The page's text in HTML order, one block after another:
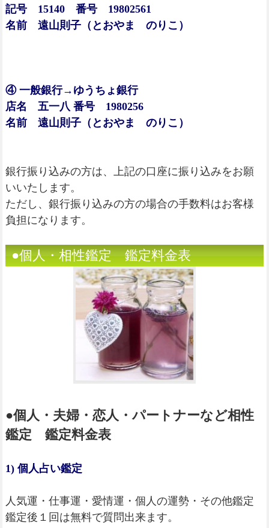
記号 15140 番号 19802561
名前 遠山則子（とおやま のりこ）
④ 一般銀行→ゆうちょ銀行
店名 五一八 番号 1980256
名前 遠山則子（とおやま のりこ）
銀行振り込みの方は、上記の口座に振り込みをお願
いいたします。
ただし、銀行振り込みの方の場合の手数料はお客様
負担になります。
●個人・相性鑑定 鑑定料金表
●個人・夫婦・恋人・パートナーなど相性
鑑定 鑑定料金表
1) 個人占い鑑定
人気運・仕事運・愛情運・個人の運勢・その他鑑定
鑑定後１回は無料で質問出来ます。